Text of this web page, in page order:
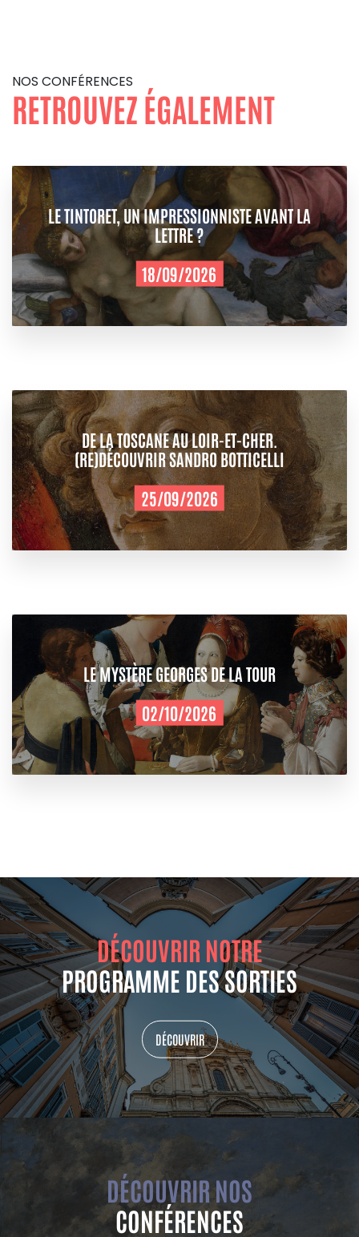
NOS CONFÉRENCES
RETROUVEZ ÉGALEMENT
LE TINTORET, UN IMPRESSIONNISTE AVANT LA
LETTRE ?
18/09/2026
DE LA TOSCANE AU LOIR-ET-CHER.
(RE)DÉCOUVRIR SANDRO BOTTICELLI
25/09/2026
LE MYSTÈRE GEORGES DE LA TOUR
02/10/2026
DÉCOUVRIR NOTRE
PROGRAMME DES SORTIES
DÉCOUVRIR
DÉCOUVRIR NOS
CONFÉRENCES